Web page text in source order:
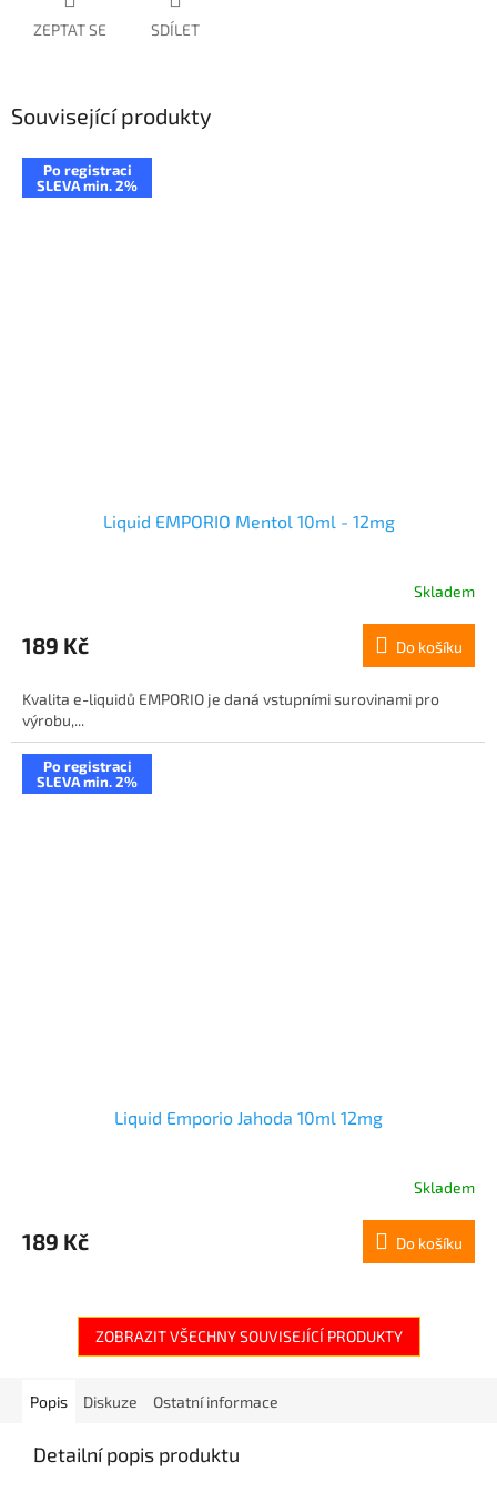
ZEPTAT SE SDÍLET
Související produkty
Po registraci
SLEVA min. 2%
Liquid EMPORIO Mentol 10ml - 12mg
Skladem
189 Kč Do košíku
Kvalita e-liquidů EMPORIO je daná vstupními surovinami pro
výrobu,...
Po registraci
SLEVA min. 2%
Liquid Emporio Jahoda 10ml 12mg
Skladem
189 Kč Do košíku
ZOBRAZIT VŠECHNY SOUVISEJÍCÍ PRODUKTY
Popis Diskuze Ostatní informace
Detailní popis produktu